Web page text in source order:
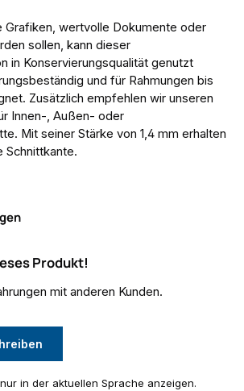
Grafiken, wertvolle Dokumente oder
sollen, kann dieser
in Konservierungsqualität genutzt
und für Rahmungen bis
Zusätzlich empfehlen wir unseren
Innen-, Außen- oder
Mit seiner Stärke von 1,4 mm erhalten
Schnittkante.
von 0 von 5 Sternen
Produkt!
mit anderen Kunden.
in der aktuellen Sprache anzeigen.